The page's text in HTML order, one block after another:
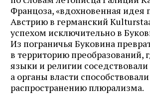
Францоза, «вдохновенная идея
Австрию в германский
успехом исключительно в
Из пограничья Буковина
в территорию преобразований,
языки и религии
а органы власти способствовали
распространению плюрализма.